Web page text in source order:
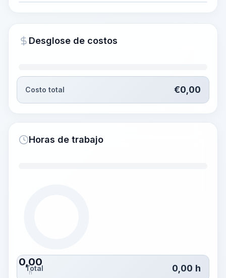
~15-30 Sek.
Desglose de costos
Costo total €0,00
Horas de trabajo
0,00
h
Total 0,00 h